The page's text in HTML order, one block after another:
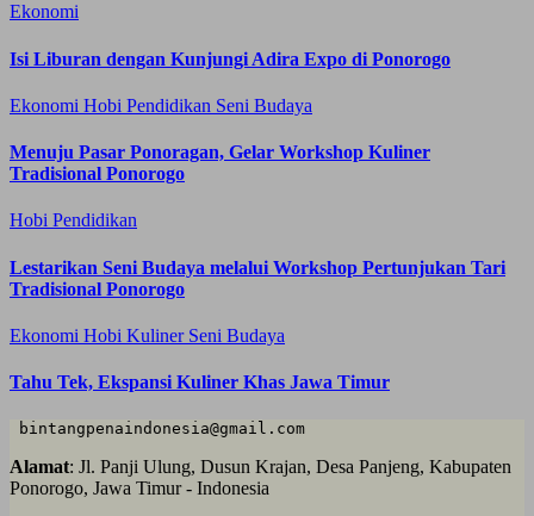
Ekonomi
Isi Liburan dengan Kunjungi Adira Expo di Ponorogo
Ekonomi Hobi Pendidikan Seni Budaya
Menuju Pasar Ponoragan, Gelar Workshop Kuliner
Tradisional Ponorogo
Hobi Pendidikan
Lestarikan Seni Budaya melalui Workshop Pertunjukan Tari
Tradisional Ponorogo
Ekonomi Hobi Kuliner Seni Budaya
Tahu Tek, Ekspansi Kuliner Khas Jawa Timur
bintangpenaindonesia@gmail.com
Alamat: Jl. Panji Ulung, Dusun Krajan, Desa Panjeng, Kabupaten
Ponorogo, Jawa Timur - Indonesia